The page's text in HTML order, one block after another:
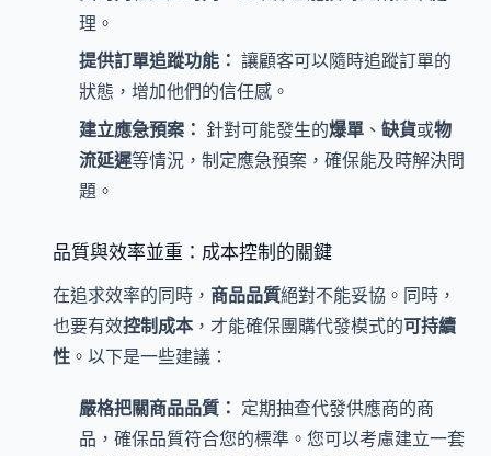
理。
提供訂單追蹤功能： 讓顧客可以隨時追蹤訂單的
狀態，增加他們的信任感。
建立應急預案： 針對可能發生的爆單 、 缺貨或物
流延遲等情況，制定應急預案，確保能及時解決問
題。
品質與效率並重：成本控制的關鍵
在追求效率的同時， 商品品質絕對不能妥協。同時，
也要有效控制成本 ，才能確保團購代發模式的可持續
性 。以下是一些建議：
嚴格把關商品品質： 定期抽查代發供應商的商
品，確保品質符合您的標準。您可以考慮建立一套